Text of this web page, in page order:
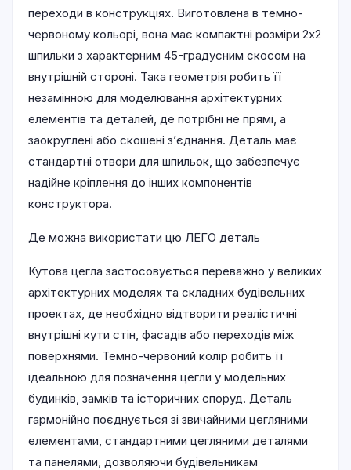
переходи в конструкціях. Виготовлена в темно-
червоному кольорі, вона має компактні розміри 2х2
шпильки з характерним 45-градусним скосом на
внутрішній стороні. Така геометрія робить її
незамінною для моделювання архітектурних
елементів та деталей, де потрібні не прямі, а
заокруглені або скошені з’єднання. Деталь має
стандартні отвори для шпильок, що забезпечує
надійне кріплення до інших компонентів
конструктора.
Де можна використати цю ЛЕГО деталь
Кутова цегла застосовується переважно у великих
архітектурних моделях та складних будівельних
проектах, де необхідно відтворити реалістичні
внутрішні кути стін, фасадів або переходів між
поверхнями. Темно-червоний колір робить її
ідеальною для позначення цегли у модельних
будинків, замків та історичних споруд. Деталь
гармонійно поєднується зі звичайними цегляними
елементами, стандартними цегляними деталями
та панелями, дозволяючи будівельникам